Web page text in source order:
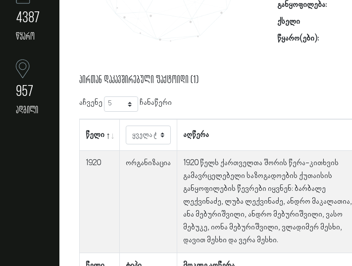
4387
წყარო
957
ადგილი
განყოფილება:
ქსელი
წყარო(ები):
პირთან დაკავშირებული ფაქტოიდი (1)
აჩვენე ჩანაწერი
წელი აღწერა
1920 ორგანიზაცია
1920 წელს ქართველთა შორის წერა-კითხვის
გამავრცელებელი საზოგადოების ქუთაისის
განყოფილების წევრები იყვნენ: ბარბალე
ლექვინაძე, ლუბა ლექვინაძე, ანდრო მაკალათია,
ანა მებურიშვილი, ანდრო მებურიშვილი, ვასო
მებუკე, იონა მებურიშვილი, ვლადიმერ მესხი,
დავით მესხი და ვერა მესხი.